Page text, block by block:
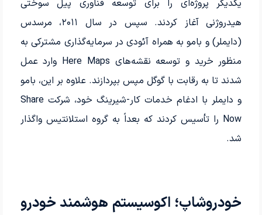
یکدیگر پروژه‌ای را برای توسعه فناوری پیل سوختی
هیدروژنی آغاز کردند. سپس در سال ۲۰۱۱، مرسدس
(دایملر) و بامو به همراه آئودی در سرمایه‌گذاری مشترکی به
منظور خرید و توسعه نقشه‌های Here Maps وارد عمل
شدند تا به رقابت با گوگل مپس بپردازند. علاوه بر این، بامو
و دایملر با ادغام خدمات کار-شیرینگ خود، شرکت Share
Now را تأسیس کردند که بعداً به گروه استلانتیس واگذار
شد.
خودروشاپ؛ اکوسیستم هوشمند خودرو